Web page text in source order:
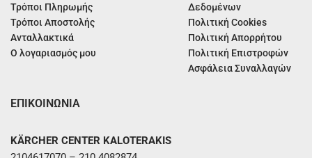
Τρόποι Πληρωμής
Τρόποι Αποστολής
Ανταλλακτικά
Ο λογαριασμός μου
Δεδομένων
Πολιτική Cookies
Πολιτική Απορρήτου
Πολιτική Επιστροφών
Ασφάλεια Συναλλαγών
ΕΠΙΚΟΙΝΩΝΙΑ
KÄRCHER CENTER KALOTERAKIS